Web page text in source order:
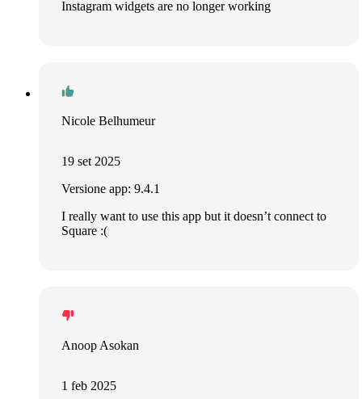
Instagram widgets are no longer working
Nicole Belhumeur
19 set 2025
Versione app: 9.4.1
I really want to use this app but it doesn’t connect to
Square :(
Anoop Asokan
1 feb 2025